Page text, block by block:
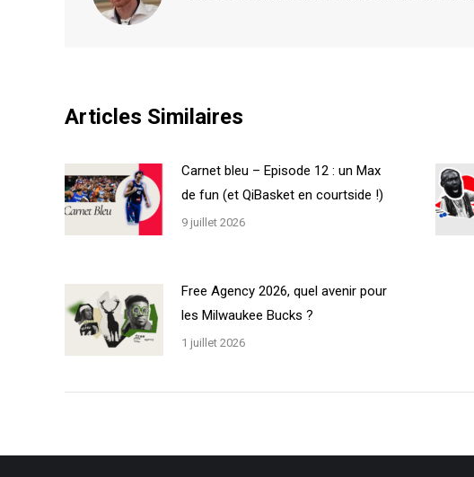
Articles Similaires
Carnet bleu – Episode 12 : un Max
de fun (et QiBasket en courtside !)
9 juillet 2026
Free Agency 2026, quel avenir pour
les Milwaukee Bucks ?
1 juillet 2026